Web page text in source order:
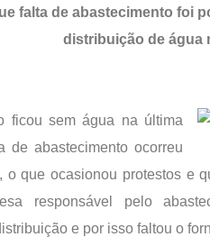
falta de abastecimento foi
distribuição de água
ficou sem água na última
de abastecimento ocorreu
que ocasionou protestos e
responsável pelo
e por isso faltou o